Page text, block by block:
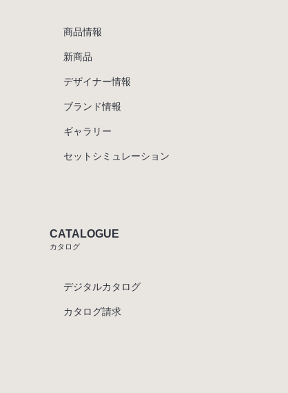
商品情報
新商品
デザイナー情報
ブランド情報
ギャラリー
セットシミュレーション
CATALOGUE
カタログ
デジタルカタログ
カタログ請求